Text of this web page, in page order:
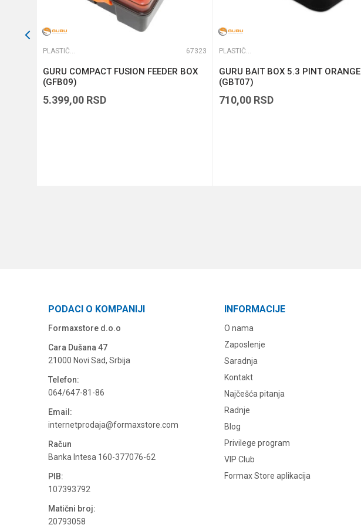
PLASTIČNE KUTIJE 67323
GURU COMPACT FUSION FEEDER BOX
(GFB09)
5.399,00 RSD
PLASTIČNE KUTIJE
GURU BAIT BOX 5.3 PINT ORANGE
(GBT07)
710,00 RSD
PODACI O KOMPANIJI
Formaxstore d.o.o
Cara Dušana 47
21000 Novi Sad, Srbija
Telefon:
064/647-81-86
Email:
internetprodaja@formaxstore.com
Račun
Banka Intesa 160-377076-62
PIB:
107393792
Matični broj:
20793058
INFORMACIJE
O nama
Zaposlenje
Saradnja
Kontakt
Najčešća pitanja
Radnje
Blog
Privilege program
VIP Club
Formax Store aplikacija